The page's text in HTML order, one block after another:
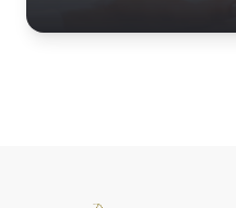
proches de vos besoins